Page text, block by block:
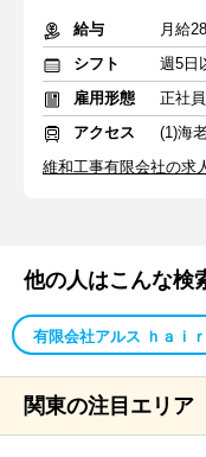
給与
シフト
雇用形態
正社員
アクセス
維和工事有限会社の求
他の人はこんな検
有限会社アルス ｈａｉ
関東の注目エリア